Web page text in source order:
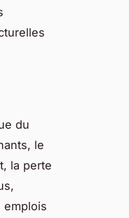
du
le
la perte
emplois